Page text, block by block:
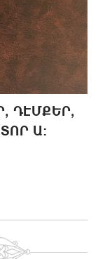
ԴԷՄՔԵՐ,
Ա: